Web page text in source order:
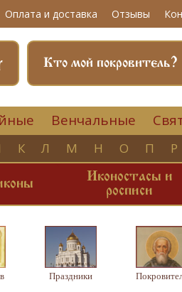
Оплата и доставка Отзывы
Кто мой покровитель?
Венчальные
К Л М Н О П Р
Иконостасы и
росписи
Праздники